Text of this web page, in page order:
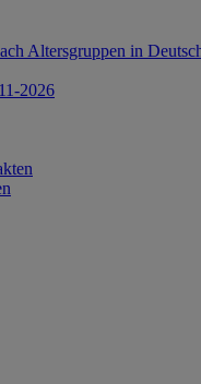
Altersgruppen in
2026